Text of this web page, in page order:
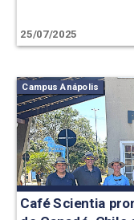
25/07/2025
Campus Anápolis
Café Scientia